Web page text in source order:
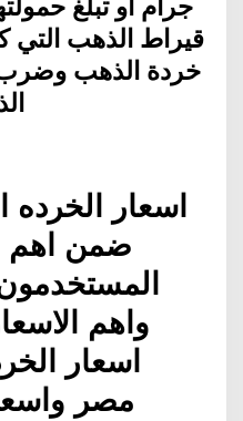
قيراط الذهب التي
خردة الذهب
اسعار
ضمن اهم
واهم
اسعار
مصر